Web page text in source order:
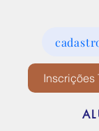
Inscrições